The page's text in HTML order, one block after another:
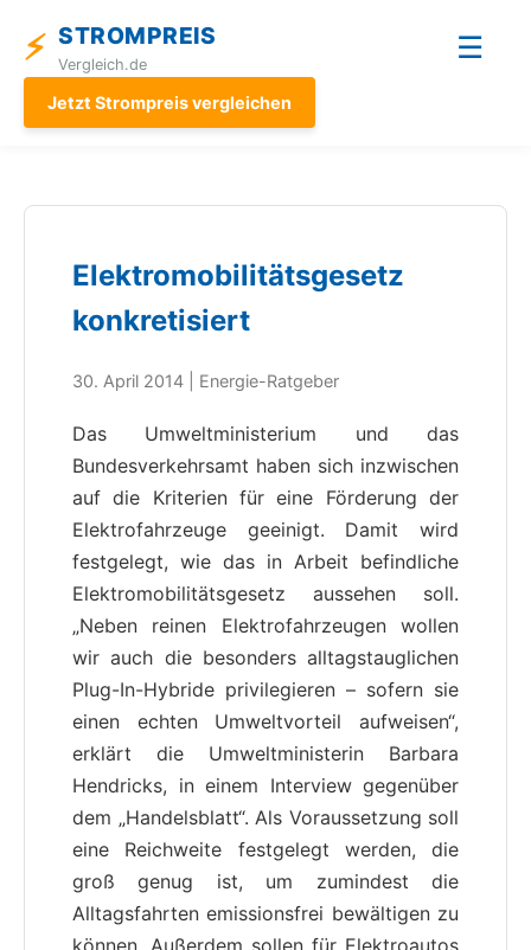
⚡ STROMPREIS
Vergleich.de ☰
Jetzt Strompreis vergleichen
Elektromobilitätsgesetz
konkretisiert
30. April 2014 | Energie-Ratgeber
Das Umweltministerium und das
Bundesverkehrsamt haben sich inzwischen
auf die Kriterien für eine Förderung der
Elektrofahrzeuge geeinigt. Damit wird
festgelegt, wie das in Arbeit befindliche
Elektromobilitätsgesetz aussehen soll.
„Neben reinen Elektrofahrzeugen wollen
wir auch die besonders alltagstauglichen
Plug-In-Hybride privilegieren – sofern sie
einen echten Umweltvorteil aufweisen“,
erklärt die Umweltministerin Barbara
Hendricks, in einem Interview gegenüber
dem „Handelsblatt“. Als Voraussetzung soll
eine Reichweite festgelegt werden, die
groß genug ist, um zumindest die
Alltagsfahrten emissionsfrei bewältigen zu
können. Außerdem sollen für Elektroautos